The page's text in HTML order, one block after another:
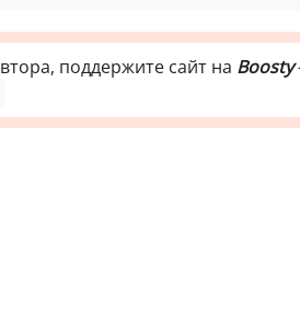
поддержите сайт на Boosty